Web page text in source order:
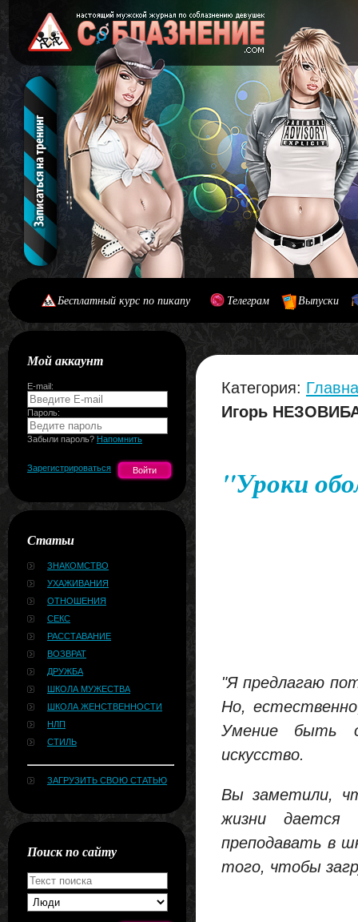
Бесплатный курс по пикапу Телеграм Выпуски
Мой аккаунт
E-mail:
Пароль:
Забыли пароль? Напомнить
Зарегистрироваться
Статьи
ЗНАКОМСТВО
УХАЖИВАНИЯ
ОТНОШЕНИЯ
СЕКС
РАССТАВАНИЕ
ВОЗВРАТ
ДРУЖБА
ШКОЛА МУЖЕСТВА
ШКОЛА ЖЕНСТВЕННОСТИ
НЛП
СТИЛЬ
ЗАГРУЗИТЬ СВОЮ СТАТЬЮ
Поиск по сайту
Категория:
Игорь
"Уроки
"Я предлагаю
Но,
Умение быть
искусство.
Вы заметили,
жизни дается
преподавать в
того, чтобы